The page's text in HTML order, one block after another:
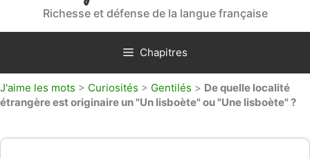
Richesse et défense de la langue française
Chapitres
J'aime les mots > Curiosités > Gentilés > De quelle localité
étrangère est originaire un "Un lisboète" ou "Une lisboète" ?